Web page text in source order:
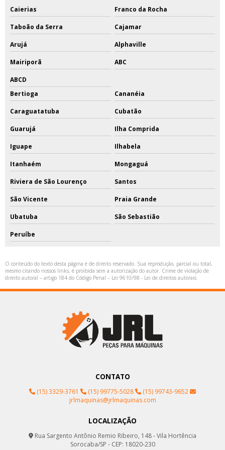
Caierias Franco da Rocha
Taboão da Serra Cajamar
Arujá Alphaville
Mairiporã ABC
ABCD
Bertioga
Cananéia
Caraguatatuba Cubatão
Guarujá Ilha Comprida
Iguape Ilhabela
Itanhaém Mongaguá
Riviera de São Lourenço Santos
São Vicente Praia Grande
Ubatuba São Sebastião
Peruíbe
O conteúdo do texto desta página é de direito reservado. Sua reprodução, parcial ou total,
mesmo citando nossos links, é proibida sem a autorização do autor. Crime de violação de
direito autoral – artigo 184 do Código Penal – Lei 9610/98 - Lei de direitos autorais.
CONTATO
(15) 3329-3761 (15) 99775-5028
(15) 99743-9652
jrlmaquinas@jrlmaquinas.com
LOCALIZAÇÃO
Rua Sargento Antônio Remio Ribeiro, 148 - Vila Hortência
Sorocaba/SP - CEP: 18020-230